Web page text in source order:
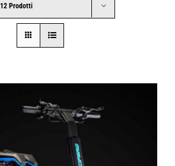
CONTATTI
ACCOUNT
CARRELLO
12 Prodotti